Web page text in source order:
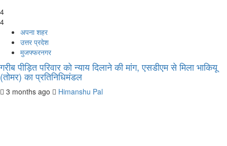
4
4
अपना शहर
उत्तर प्रदेश
मुजफ्फरनगर
गरीब पीड़ित परिवार को न्याय दिलाने की मांग, एसडीएम से मिला भाकियू
(तोमर) का प्रतिनिधिमंडल
3 months ago Himanshu Pal